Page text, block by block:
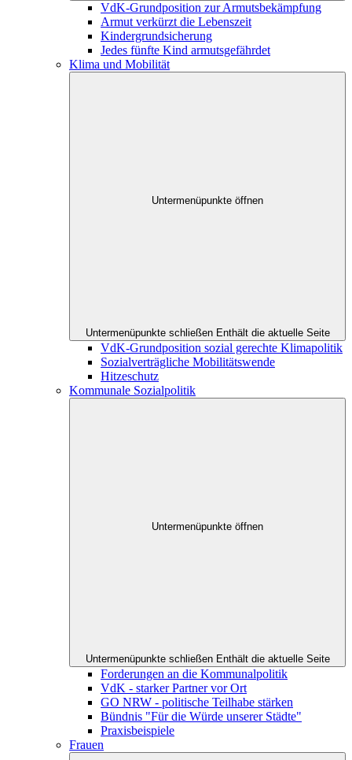
VdK-Grundposition zur Armutsbekämpfung
Armut verkürzt die Lebenszeit
Kindergrundsicherung
Jedes fünfte Kind armutsgefährdet
Klima und Mobilität
Untermenüpunkte öffnen
Untermenüpunkte schließen Enthält die aktuelle Seite
VdK-Grundposition sozial gerechte Klimapolitik
Sozialverträgliche Mobilitätswende
Hitzeschutz
Kommunale Sozialpolitik
Untermenüpunkte öffnen
Untermenüpunkte schließen Enthält die aktuelle Seite
Forderungen an die Kommunalpolitik
VdK - starker Partner vor Ort
GO NRW - politische Teilhabe stärken
Bündnis "Für die Würde unserer Städte"
Praxisbeispiele
Frauen